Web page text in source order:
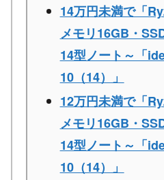
14万円未満で「
メモリ16GB・
14型ノート～「
10（14）」
12万円未満で「
メモリ16GB・
14型ノート～「
10（14）」